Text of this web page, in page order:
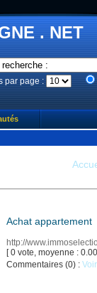
. NET
par page :
Achat appartement
http://
[ 0 vote, moyenne :
Commentaires (0) : Voir